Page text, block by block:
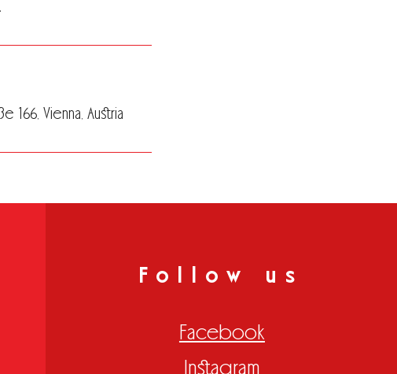
166, Vienna, Austria
Follow us
Facebook
Instagram